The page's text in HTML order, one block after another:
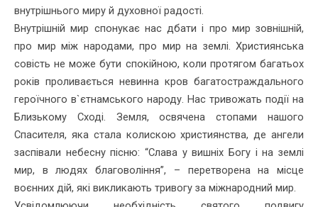
внутріш­нього миру й духовної радості.
Внутрішній мир спонукає нас дбати і про мир зовнішній,
про мир між народами, про мир на землі. Християнська
совість не може бути спокійною, коли протягом багатьох
років проливається невинна кров багатостраждального
героїчного в`єтнамського народу. Нас тривожать події на
Близькому Сході. Земля, освячена стопами нашого
Спасителя, яка стала колискою християнства, де ангели
заспівали небесну пісню: “Слава у вишніх Богу і на землі
мир, в людях благовоління”, – пере­творена на місце
воєнних дій, які викликають тривогу за міжнарод­ний мир.